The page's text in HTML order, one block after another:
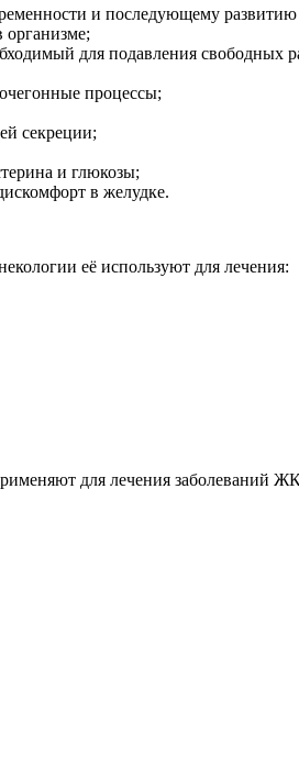
и последующему
организме;
для подавления свободных
процессы;
секреции;
и глюкозы;
в желудке.
её используют для лечения:
для лечения заболеваний